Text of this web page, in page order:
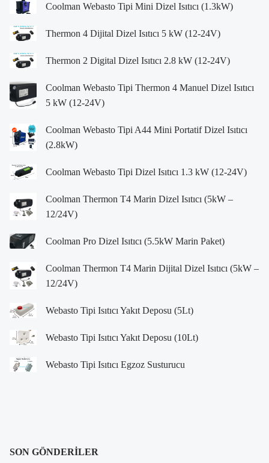
Coolman Webasto Tipi Mini Dizel Isıtıcı (1.3kW)
Thermon 4 Dijital Dizel Isıtıcı 5 kW (12-24V)
Thermon 2 Digital Dizel Isıtıcı 2.8 kW (12-24V)
Coolman Webasto Tipi Thermon 4 Manuel Dizel Isıtıcı
5 kW (12-24V)
Coolman Webasto Tipi A44 Mini Portatif Dizel Isıtıcı
(2.8kW)
Coolman Webasto Tipi Dizel Isıtıcı 1.3 kW (12-24V)
Coolman Thermon T4 Marin Dizel Isıtıcı (5kW –
12/24V)
Coolman Pro Dizel Isıtıcı (5.5kW Marin Paket)
Coolman Thermon T4 Marin Dijital Dizel Isıtıcı (5kW –
12/24V)
Webasto Tipi Isıtıcı Yakıt Deposu (5Lt)
Webasto Tipi Isıtıcı Yakıt Deposu (10Lt)
Webasto Tipi Isıtıcı Egzoz Susturucu
SON GÖNDERILER